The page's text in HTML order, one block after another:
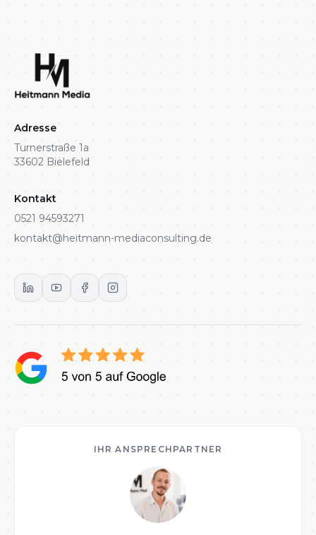
Adresse
Turnerstraße 1a
33602 Bielefeld
Kontakt
0521 94593271
kontakt@heitmann-mediaconsulting.de
IHR ANSPRECHPARTNER